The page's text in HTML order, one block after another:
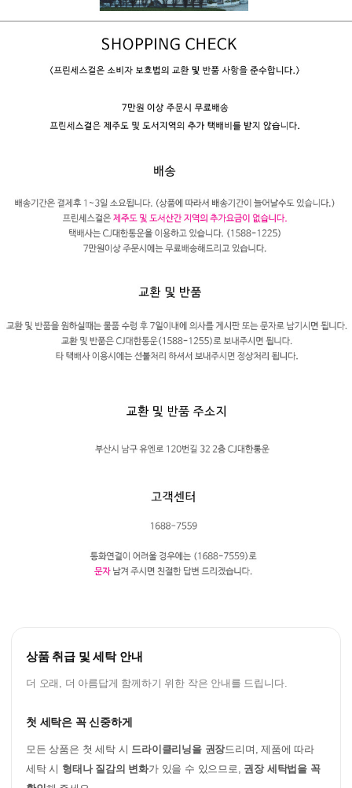
상품 취급 및 세탁 안내
더 오래, 더 아름답게 함께하기 위한 작은 안내를 드립니다.
첫 세탁은 꼭 신중하게
모든 상품은 첫 세탁 시 드라이클리닝을 권장드리며, 제품에 따라
세탁 시 형태나 질감의 변화가 있을 수 있으므로, 권장 세탁법을 꼭